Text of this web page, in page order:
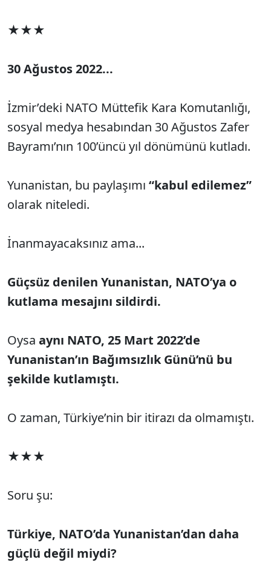
★★★
30 Ağustos 2022...
İzmir’deki NATO Müttefik Kara Komutanlığı,
sosyal medya hesabından 30 Ağustos Zafer
Bayramı’nın 100’üncü yıl dönümünü kutladı.
Yunanistan, bu paylaşımı “kabul edilemez”
olarak niteledi.
İnanmayacaksınız ama...
Güçsüz denilen Yunanistan, NATO’ya o
kutlama mesajını sildirdi.
Oysa aynı NATO, 25 Mart 2022’de
Yunanistan’ın Bağımsızlık Günü’nü bu
şekilde kutlamıştı.
O zaman, Türkiye’nin bir itirazı da olmamıştı.
★★★
Soru şu:
Türkiye, NATO’da Yunanistan’dan daha
güçlü değil miydi?